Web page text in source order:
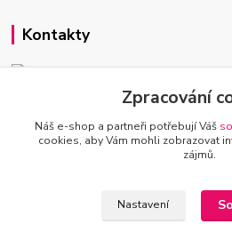
Kontakty
Josef Macek
+420 603 921 266
Po-Ne, 7-22h
Zpracování
Náš e-shop a partneři potřebují Váš
cookies, aby Vám mohli zobrazovat
zájmů.
Nastavení